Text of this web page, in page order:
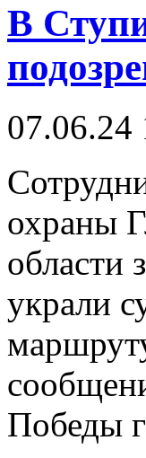
В
07.06.24
охраны
области
украли
Победы